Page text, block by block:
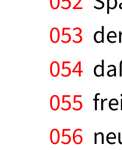
053
054
055
056